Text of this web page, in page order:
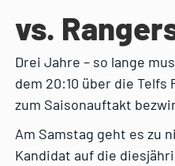
vs.
Drei Jahre – so lange
dem 20:10 über die
zum Saisonauftakt
Am Samstag geht es zu
Kandidat auf die